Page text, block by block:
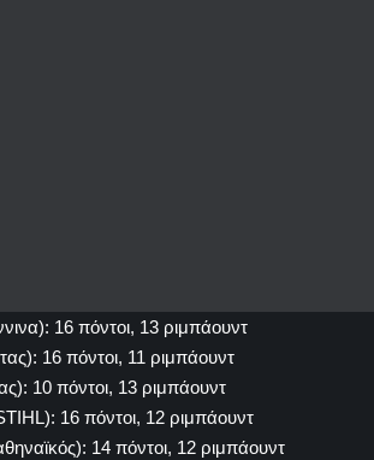
16 πόντοι, 13 ριμπάουντ
16 πόντοι, 11 ριμπάουντ
10 πόντοι, 13 ριμπάουντ
16 πόντοι, 12 ριμπάουντ
14 πόντοι, 12 ριμπάουντ